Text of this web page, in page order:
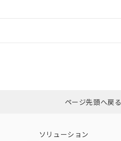
ダウンロードはこちらページ先頭へ戻る
ソリューション